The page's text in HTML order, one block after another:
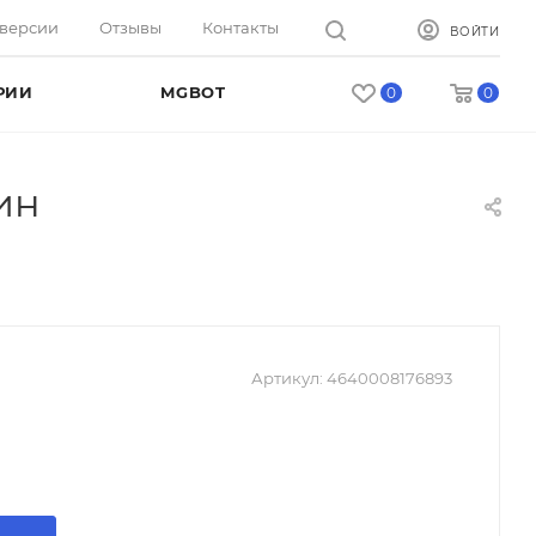
Отзывы Контакты ВОЙТИ
0 0
MGBOT
Артикул: 4640008176893